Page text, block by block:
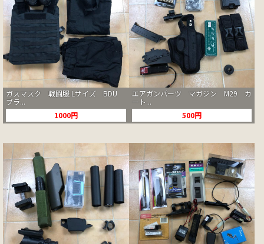
ガスマスク 戦闘服 Lサイズ BDU
ブラ...
1000円
エアガンパーツ マガジン M29 カ
ート...
500円